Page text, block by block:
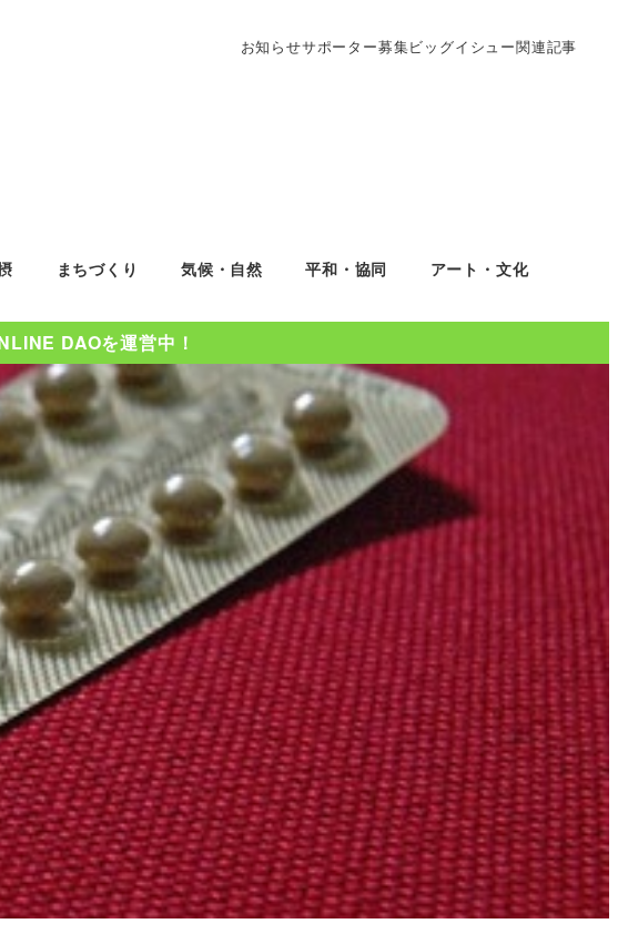
お知らせサポーター募集ビッグイシュー関連記事
まちづくり 気候・自然 平和・協同 アート・文化
DAOを運営中！